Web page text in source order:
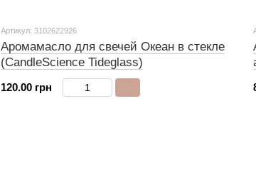
Артикул: 3102622926
Аромамасло для свечей Океан в стекле
(CandleScience Tideglass)
120.00 грн